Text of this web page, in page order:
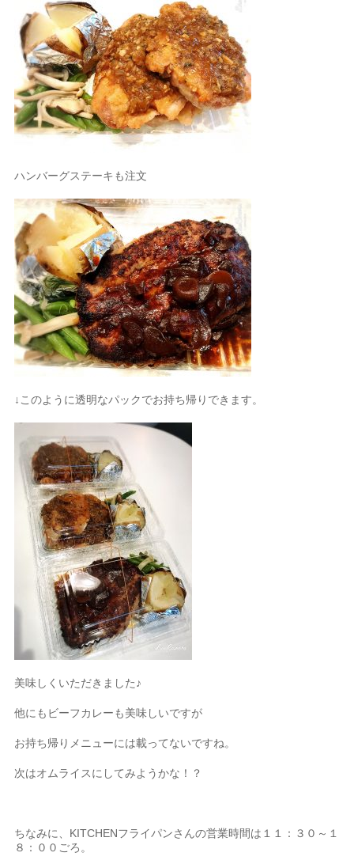
ハンバーグステーキも注文
↓このように透明なパックでお持ち帰りできます。
美味しくいただきました♪
他にもビーフカレーも美味しいですが
お持ち帰りメニューには載ってないですね。
次はオムライスにしてみようかな！？
ちなみに、KITCHENフライパンさんの営業時間は１１：３０～１
８：００ごろ。